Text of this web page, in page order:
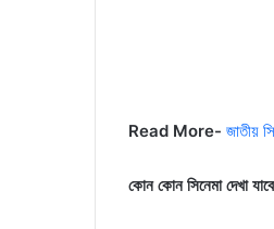
Read More- জাতীয়
কোন কোন সিনেমা দেখা যাবে